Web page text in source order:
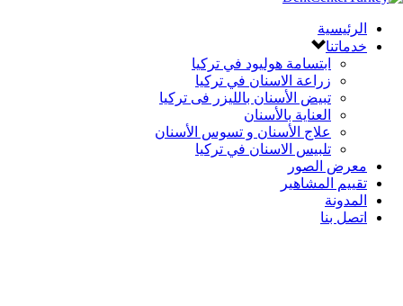
الرئيسية
خدماتنا
ابتسامة هوليود في تركيا
زراعة الاسنان في تركيا
تبيض الأسنان بالليزر فى تركيا
العناية بالأسنان
علاج الأسنان و تسوس الأسنان
تلبيس الاسنان في تركيا
معرض الصور
تقييم المشاهير
المدونة
اتصل بنا